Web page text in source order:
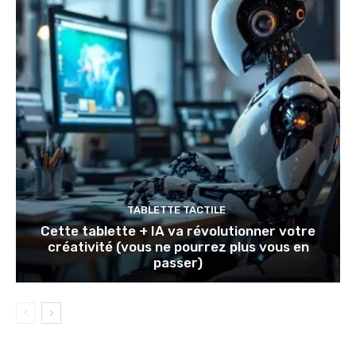
TABLETTE TACTILE
Cette tablette + IA va révolutionner votre
créativité (vous ne pourrez plus vous en
passer)